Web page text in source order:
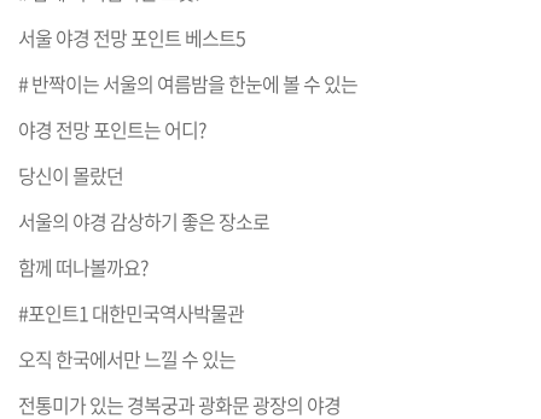
서울 야경 전망 포인트 베스트5
# 반짝이는 서울의 여름밤을 한눈에 볼 수 있는
야경 전망 포인트는 어디?
당신이 몰랐던
서울의 야경 감상하기 좋은 장소로
함께 떠나볼까요?
#포인트1 대한민국역사박물관
오직 한국에서만 느낄 수 있는
전통미가 있는 경복궁과 광화문 광장의 야경